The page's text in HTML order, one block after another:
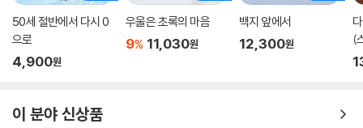
50세 절반에서 다시 0
으로
4,900원
우울은 초록의 마음
9% 11,030원
백지 앞에서
12,300원
(
이 분야 신상품